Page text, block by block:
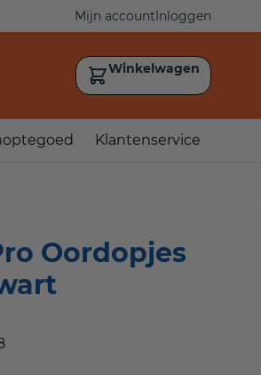
Mijn accountInloggen
Winkelwagen
Klantenservice
Oordopjes